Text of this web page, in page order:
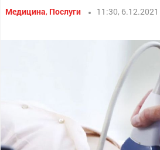
Медицина, Послуги 11:30, 6.12.2021